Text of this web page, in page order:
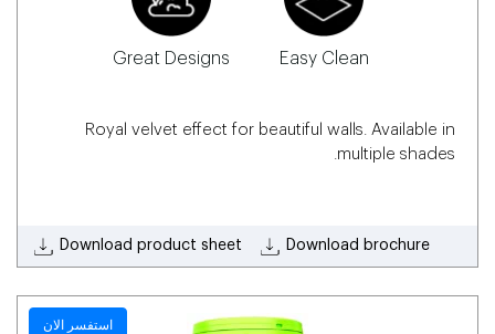
Easy Clean
Great Designs
Royal velvet effect for beautiful walls. Available in
multiple shades.
Download brochure
Download product sheet
استفسر الان